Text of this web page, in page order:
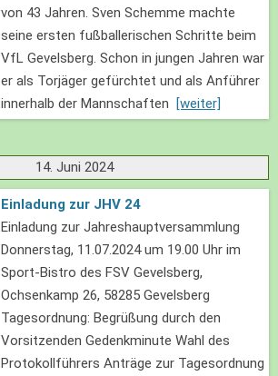
von 43 Jahren. Sven Schemme machte
seine ersten fußballerischen Schritte beim
VfL Gevelsberg. Schon in jungen Jahren war
er als Torjäger gefürchtet und als Anführer
innerhalb der Mannschaften
[weiter]
14. Juni 2024
Einladung zur JHV 24
Einladung zur Jahreshauptversammlung
Donnerstag, 11.07.2024 um 19.00 Uhr im
Sport-Bistro des FSV Gevelsberg,
Ochsenkamp 26, 58285 Gevelsberg
Tagesordnung: Begrüßung durch den
Vorsitzenden Gedenkminute Wahl des
Protokollführers Anträge zur Tagesordnung